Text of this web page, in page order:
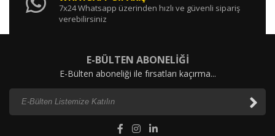
7x24 Whatsapp üzerinden hızlı ve güvenli sipariş
verebilirsiniz
E-BÜLTEN ABONELİĞİ
E-Bülten aboneliği ile fırsatları kaçırma...